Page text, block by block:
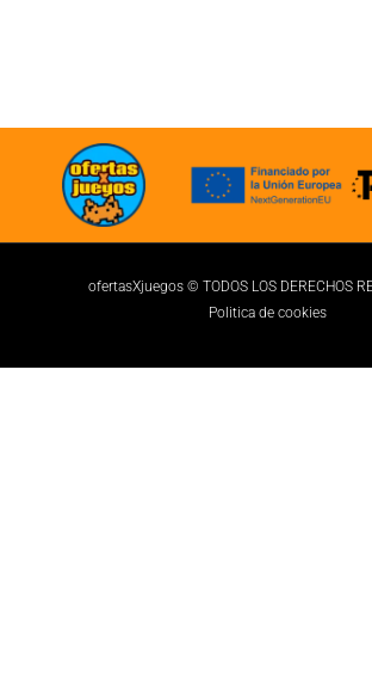
ofertasXjuegos © TODOS LOS DERECHOS
Politica de cookies